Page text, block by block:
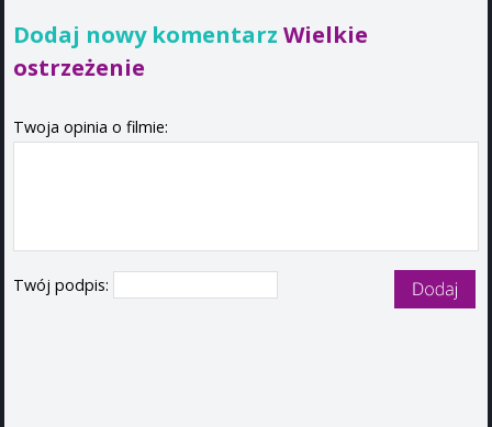
Dodaj nowy komentarz Wielkie
ostrzeżenie
Twoja opinia o filmie:
Twój podpis: